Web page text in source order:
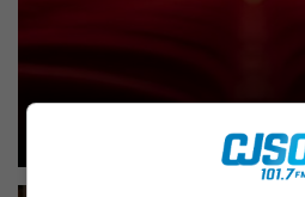
L’opéra Carmen